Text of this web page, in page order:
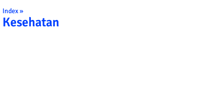
Index »
Kesehatan